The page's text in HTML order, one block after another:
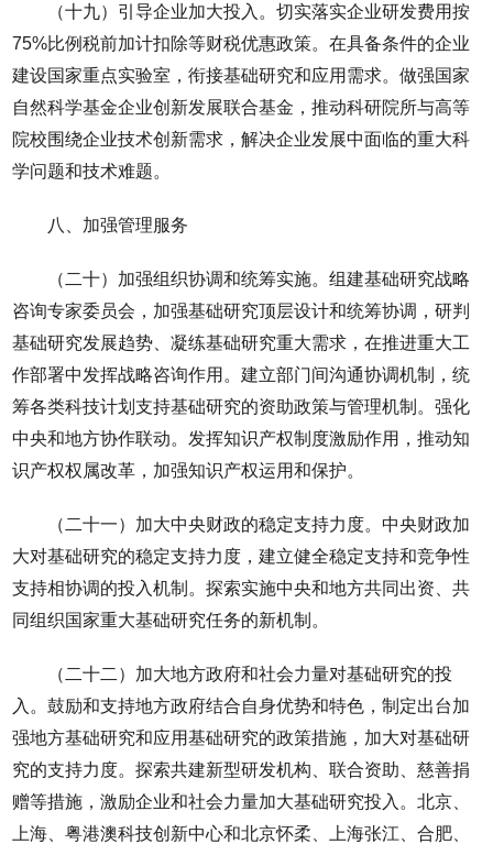
（十九）引导企业加大投入。切实落实企业研发费用按
75%比例税前加计扣除等财税优惠政策。在具备条件的企业
建设国家重点实验室，衔接基础研究和应用需求。做强国家
自然科学基金企业创新发展联合基金，推动科研院所与高等
院校围绕企业技术创新需求，解决企业发展中面临的重大科
学问题和技术难题。
八、加强管理服务
（二十）加强组织协调和统筹实施。组建基础研究战略
咨询专家委员会，加强基础研究顶层设计和统筹协调，研判
基础研究发展趋势、凝练基础研究重大需求，在推进重大工
作部署中发挥战略咨询作用。建立部门间沟通协调机制，统
筹各类科技计划支持基础研究的资助政策与管理机制。强化
中央和地方协作联动。发挥知识产权制度激励作用，推动知
识产权权属改革，加强知识产权运用和保护。
（二十一）加大中央财政的稳定支持力度。中央财政加
大对基础研究的稳定支持力度，建立健全稳定支持和竞争性
支持相协调的投入机制。探索实施中央和地方共同出资、共
同组织国家重大基础研究任务的新机制。
（二十二）加大地方政府和社会力量对基础研究的投
入。鼓励和支持地方政府结合自身优势和特色，制定出台加
强地方基础研究和应用基础研究的政策措施，加大对基础研
究的支持力度。探索共建新型研发机构、联合资助、慈善捐
赠等措施，激励企业和社会力量加大基础研究投入。北京、
上海、粤港澳科技创新中心和北京怀柔、上海张江、合肥、